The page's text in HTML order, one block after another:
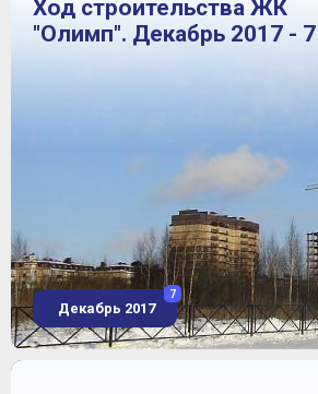
Ход строительства ЖК
"Олимп". Декабрь 2017 -
Декабрь 2017
7